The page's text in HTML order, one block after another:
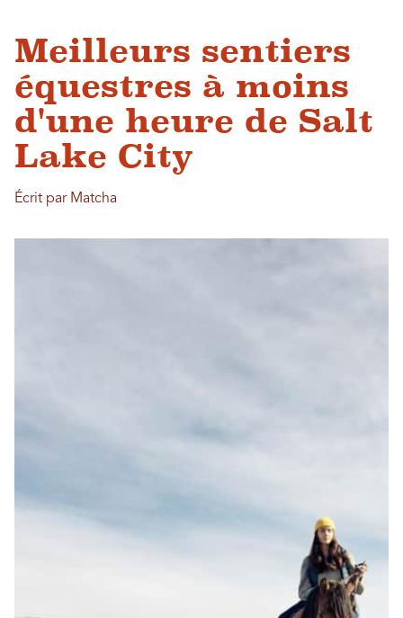
Meilleurs sentiers
équestres à moins
d'une heure de Salt
Lake City
Écrit par Matcha